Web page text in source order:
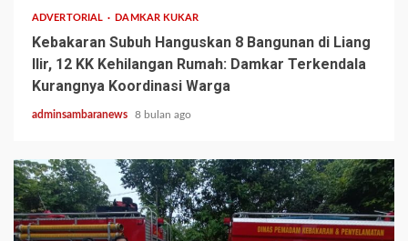
ADVERTORIAL DAMKAR KUKAR
Kebakaran Subuh Hanguskan 8 Bangunan di Liang
Ilir, 12 KK Kehilangan Rumah: Damkar Terkendala
Kurangnya Koordinasi Warga
adminsambaranews 8 bulan ago